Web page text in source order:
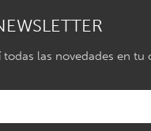
todas las novedades en tu